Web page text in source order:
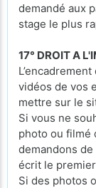
demandé aux
stage le plus
17° DROIT A
vidéos de vos
mettre sur le
Si vous ne
photo ou filmé
demandons
écrit le
Si des photos